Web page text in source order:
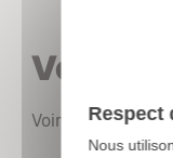
Vous
Voir les autres
Respect
Nous